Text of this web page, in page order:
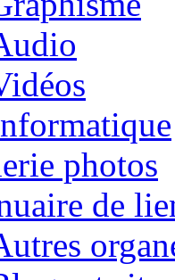
photos
de